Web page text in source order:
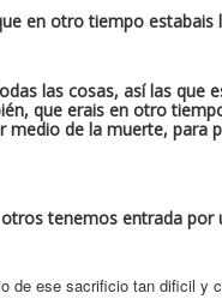
en otro tiempo
las cosas, así las
que erais en otro
de la muerte, para
tenemos entrada por
de ese sacrificio tan dificil